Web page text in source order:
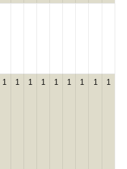
1 1 1 1 1 1 1 1 1